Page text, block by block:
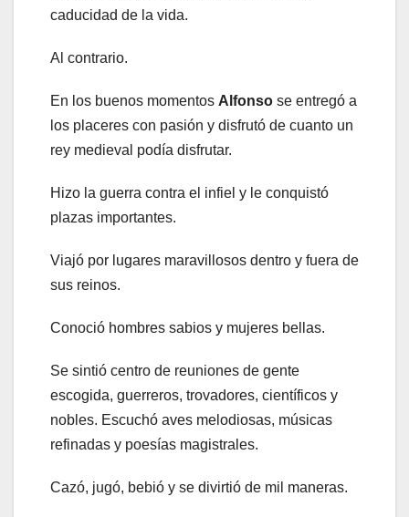
caducidad de la vida.
Al contrario.
En los buenos momentos Alfonso se entregó a
los placeres con pasión y disfrutó de cuanto un
rey medieval podía disfrutar.
Hizo la guerra contra el infiel y le conquistó
plazas importantes.
Viajó por lugares maravillosos dentro y fuera de
sus reinos.
Conoció hombres sabios y mujeres bellas.
Se sintió centro de reuniones de gente
escogida, guerreros, trovadores, científicos y
nobles. Escuchó aves melodiosas, músicas
refinadas y poesías magistrales.
Cazó, jugó, bebió y se divirtió de mil maneras.